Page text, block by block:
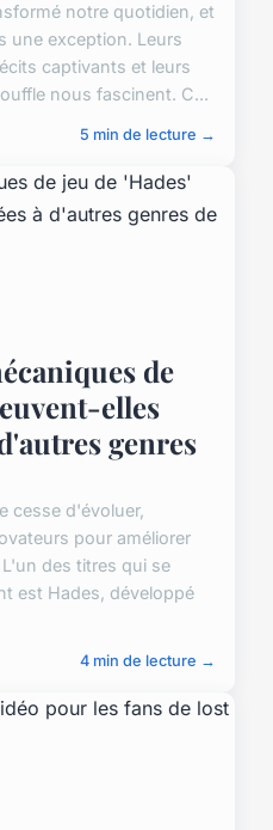
notre quotidien, et
une exception. Leurs
captivants et leurs
nous fascinent. C...
5 min de lecture →
de
elles
genres
cesse d'évoluer,
pour améliorer
des titres qui se
est Hades, développé
4 min de lecture →